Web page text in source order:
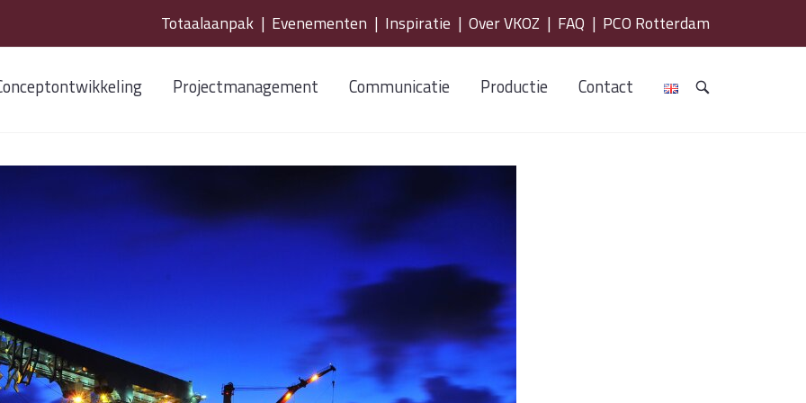
Totaalaanpak | Evenementen | Inspiratie | Over VKOZ | FAQ | PCO Rotterdam
Projectmanagement Communicatie Productie Contact
OPEN